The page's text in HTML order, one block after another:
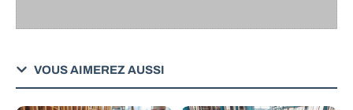
VOUS AIMEREZ AUSSI